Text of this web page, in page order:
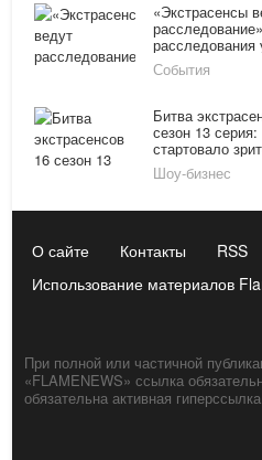
«Экстрасенсы
расследования
2016 году
События
Битва
сезон 13 серия:
стартовало
голосование на
«Битва
Шоу-бизнес
О сайте Контакты
RSS
Использование материалов
При полной или частичной
«FLAMENEWS» ссылка
обязательна активная